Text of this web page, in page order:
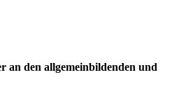
an den allgemeinbildenden und